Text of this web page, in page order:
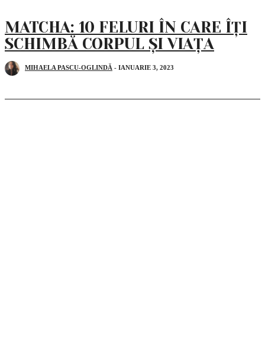
MATCHA: 10 FELURI ÎN CARE ÎȚI
SCHIMBĂ CORPUL ȘI VIAȚA
MIHAELA PASCU-OGLINDĂ - IANUARIE 3, 2023